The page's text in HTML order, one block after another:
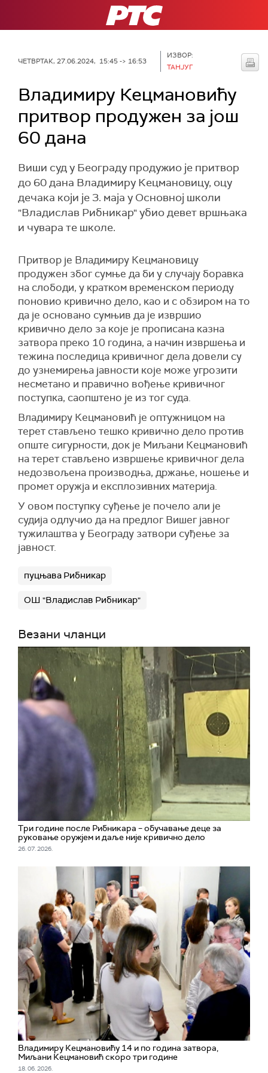
РТС
ЧЕТВРТАК, 27.06.2024, 15:45 -> 16:53
ИЗВОР:
ТАНЈУГ
Владимиру Кецмановићу
притвор продужен за још
60 дана
Виши суд у Београду продужио је притвор
до 60 дана Владимиру Кецмановицу, оцу
дечака који је 3. маја у Основној школи
"Владислав Рибникар" убио девет вршњака
и чувара те школе.
Притвор је Владимиру Кецмановицу
продужен због сумње да би у случају боравка
на слободи, у кратком временском периоду
поновио кривично дело, као и с обзиром на то
да је основано сумњив да је извршио
кривично дело за које је прописана казна
затвора преко 10 година, а начин извршења и
тежина последица кривичног дела довели су
до узнемирења јавности које може угрозити
несметано и правично вођење кривичног
поступка, саопштено је из тог суда.
Владимиру Кецмановић је оптужницом на
терет стављено тешко кривично дело против
опште сигурности, док је Миљани Кецмановић
на терет стављено извршење кривичног дела
недозвољена производња, држање, ношење и
промет оружја и експлозивних материја.
У овом поступку суђење је почело али је
судија одлучио да на прeдлог Вишег јавног
тужилаштва у Београду затвори суђење за
јавност.
пуцњава Рибникар
ОШ "Владислав Рибникар"
Везани чланци
Три године после Рибникара – обучавање деце за
руковање оружјем и даље није кривично дело
26. 07. 2026.
Владимиру Кецмановићу 14 и по година затвора,
Миљани Кецмановић скоро три године
18. 06. 2026.